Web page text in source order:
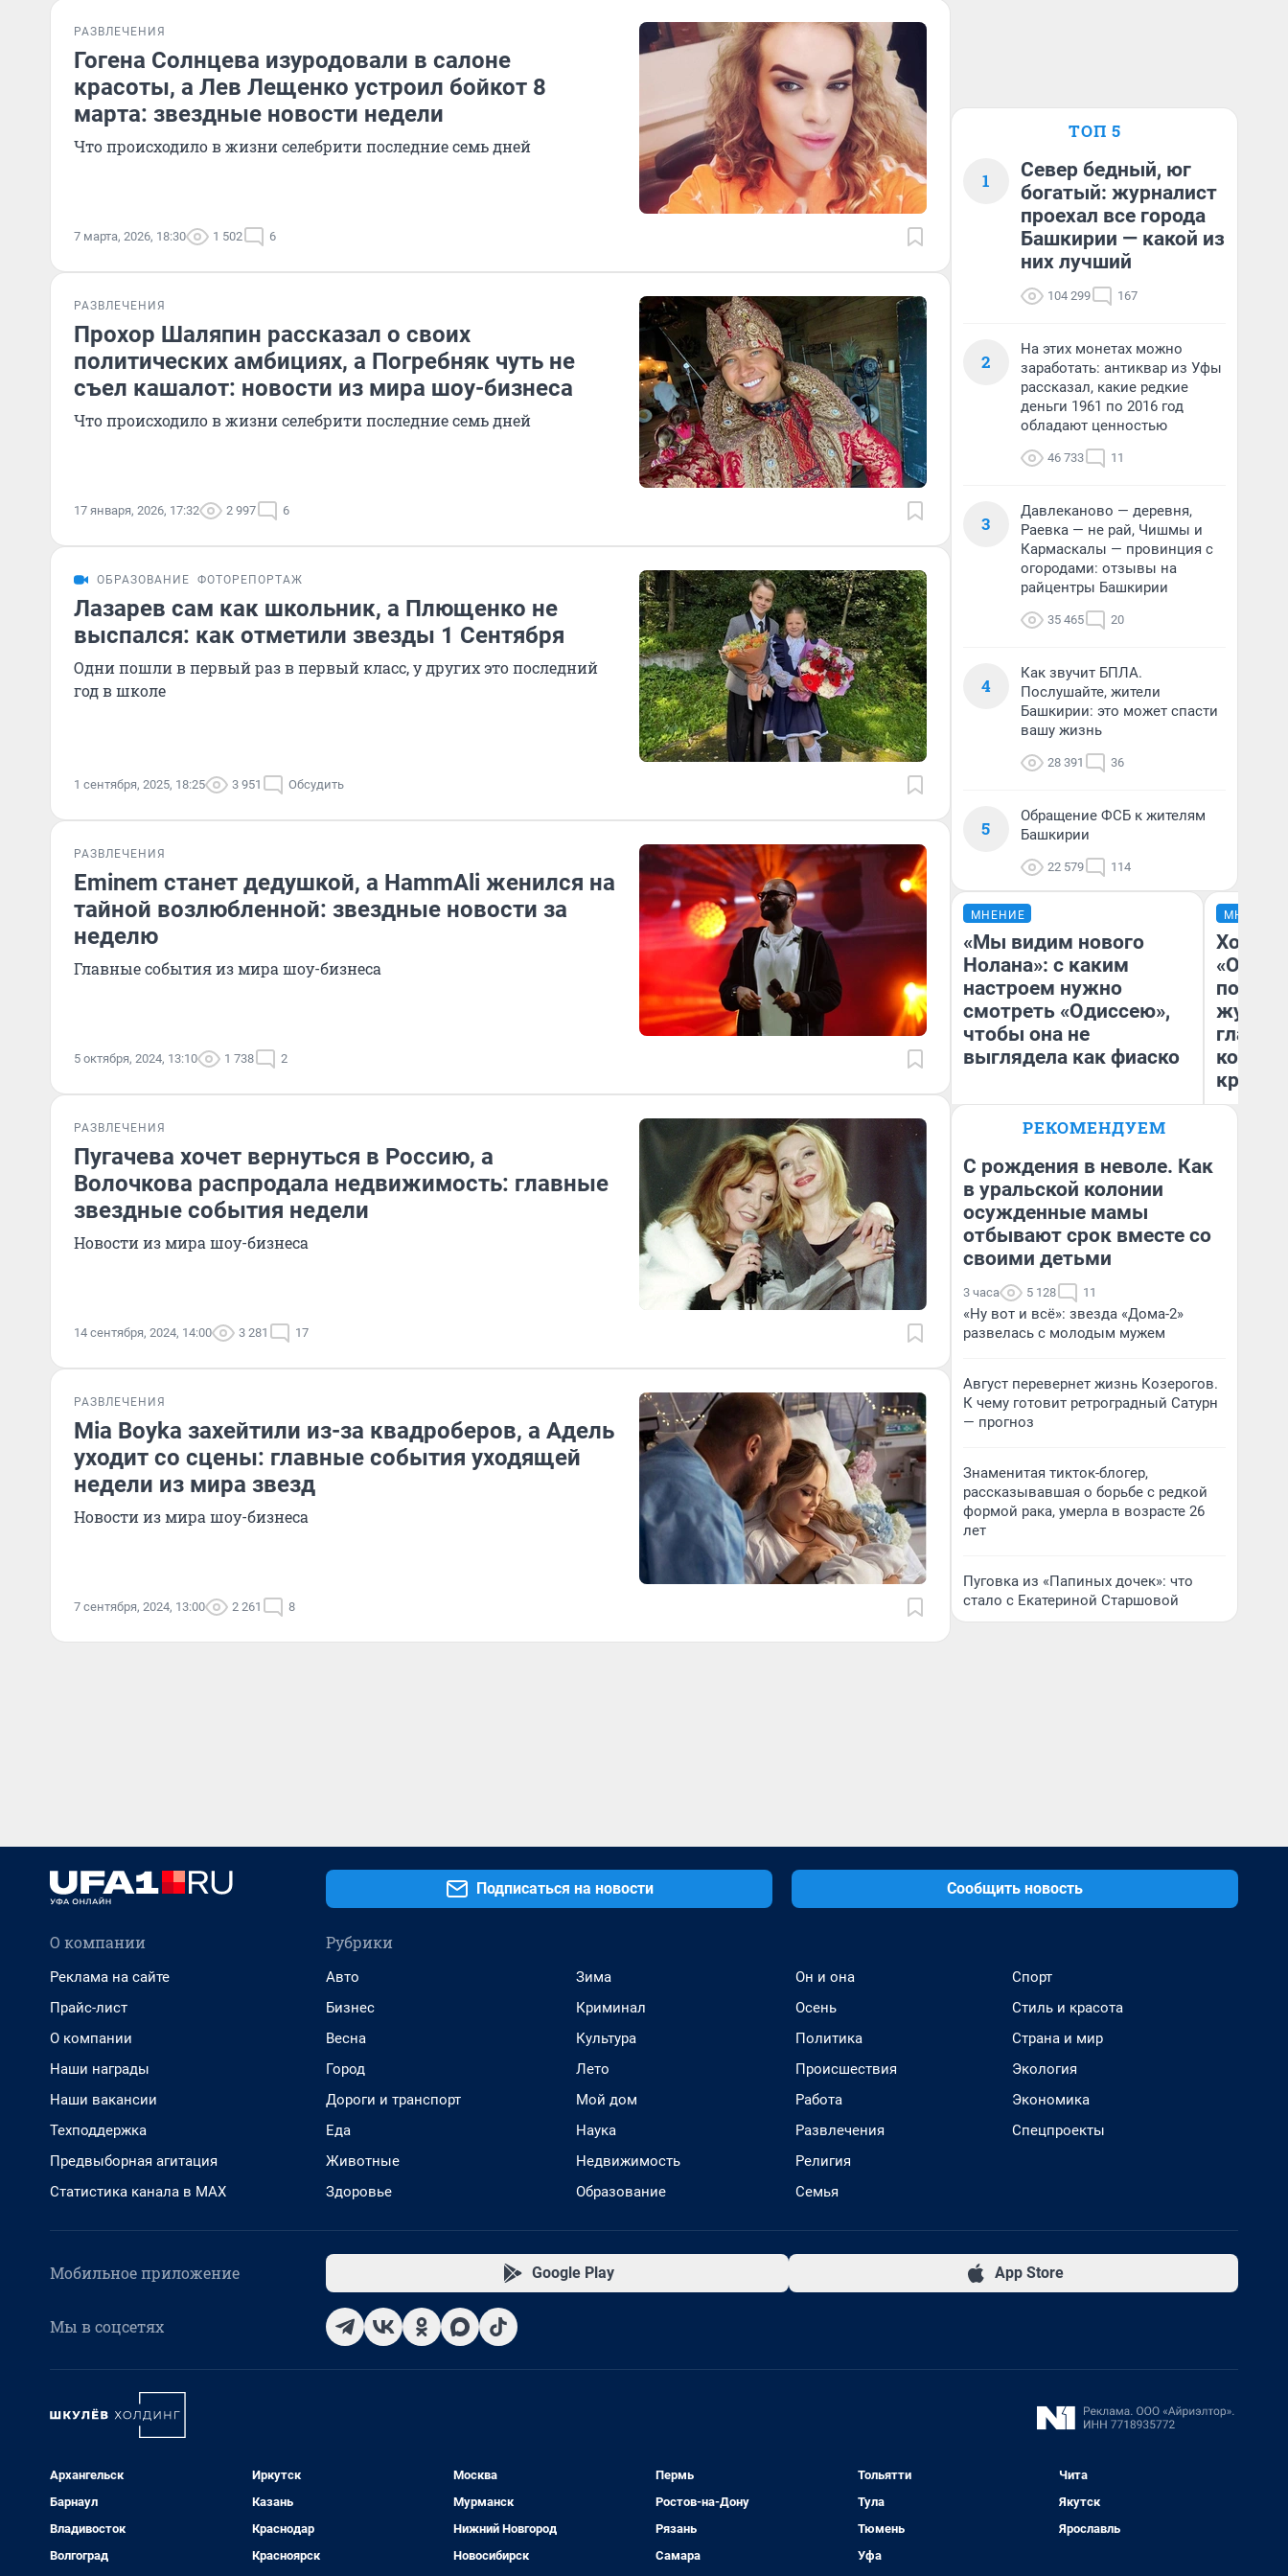
РАЗВЛЕЧЕНИЯ
Гогена Солнцева изуродовали в салоне
красоты, а Лев Лещенко устроил бойкот 8
марта: звездные новости недели
Что происходило в жизни селебрити последние семь дней
7 марта, 2026, 18:30 1 502 6
РАЗВЛЕЧЕНИЯ
Прохор Шаляпин рассказал о своих
политических амбициях, а Погребняк чуть не
съел кашалот: новости из мира шоу-бизнеса
Что происходило в жизни селебрити последние семь дней
17 января, 2026, 17:32 2 997 6
ОБРАЗОВАНИЕ ФОТОРЕПОРТАЖ
Лазарев сам как школьник, а Плющенко не
выспался: как отметили звезды 1 Сентября
Одни пошли в первый раз в первый класс, у других это последний
год в школе
1 сентября, 2025, 18:25 3 951 Обсудить
РАЗВЛЕЧЕНИЯ
Eminem станет дедушкой, а HammAli женился на
тайной возлюбленной: звездные новости за
неделю
Главные события из мира шоу-бизнеса
5 октября, 2024, 13:10 1 738 2
РАЗВЛЕЧЕНИЯ
Пугачева хочет вернуться в Россию, а
Волочкова распродала недвижимость: главные
звездные события недели
Новости из мира шоу-бизнеса
14 сентября, 2024, 14:00 3 281 17
РАЗВЛЕЧЕНИЯ
Mia Boyka захейтили из-за квадроберов, а Адель
уходит со сцены: главные события уходящей
недели из мира звезд
Новости из мира шоу-бизнеса
7 сентября, 2024, 13:00 2 261 8
ТОП 5
1
Север бедный, юг
богатый: журналист
проехал все города
Башкирии — какой из
них лучший
104 299 167
2
На этих монетах можно
заработать: антиквар из Уфы
рассказал, какие редкие
деньги 1961 по 2016 год
обладают ценностью
46 733 11
3
Давлеканово — деревня,
Раевка — не рай, Чишмы и
Кармаскалы — провинция с
огородами: отзывы на
райцентры Башкирии
35 465 20
4
Как звучит БПЛА.
Послушайте, жители
Башкирии: это может спасти
вашу жизнь
28 391 36
5
Обращение ФСБ к жителям
Башкирии
22 579 114
МНЕНИЕ
«Мы видим нового
Нолана»: с каким
настроем нужно
смотреть «Одиссею»,
чтобы она не
выглядела как фиаско
Надежда Губарь
МНЕНИЕ
Хоть
РЕКОМЕНДУЕМ
С рождения в неволе. Как
в уральской колонии
осужденные мамы
отбывают срок вместе со
своими детьми
3 часа 5 128 11
«Ну вот и всё»: звезда «Дома-2»
развелась с молодым мужем
Август перевернет жизнь Козерогов.
К чему готовит ретроградный Сатурн
— прогноз
Знаменитая тикток-блогер,
рассказывавшая о борьбе с редкой
формой рака, умерла в возрасте 26
лет
Пуговка из «Папиных дочек»: что
стало с Екатериной Старшовой
Подписаться на новости Сообщить новость
О компании
Реклама на сайте
Прайс-лист
О компании
Наши награды
Наши вакансии
Техподдержка
Предвыборная агитация
Статистика канала в MAX
Рубрики
Авто
Бизнес
Весна
Город
Дороги и транспорт
Еда
Животные
Здоровье
Зима
Криминал
Культура
Лето
Мой дом
Наука
Недвижимость
Образование
Он и она
Осень
Политика
Происшествия
Работа
Развлечения
Религия
Семья
Спорт
Стиль и красота
Страна и мир
Экология
Экономика
Спецпроекты
Мобильное приложение Google Play App Store
Мы в соцсетях
Архангельск
Барнаул
Владивосток
Волгоград
Иркутск
Казань
Краснодар
Красноярск
Москва
Мурманск
Нижний Новгород
Новосибирск
Пермь
Ростов-на-Дону
Рязань
Самара
Тольятти
Тула
Тюмень
Уфа
Чита
Якутск
Ярославль